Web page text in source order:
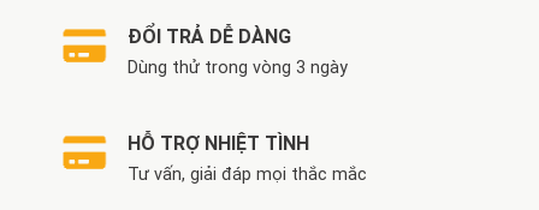
ĐỔI TRẢ DỄ DÀNG
Dùng thử trong vòng 3 ngày
HỖ TRỢ NHIỆT TÌNH
Tư vấn, giải đáp mọi thắc mắc